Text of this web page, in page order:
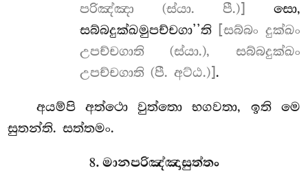
පරිඤ්ඤා (ස්යා. පී.)]
සො,
සබ්බදුක්ඛමුපච්චගා’’ති
[සබ්බං දුක්ඛං
උපච්චගාති (ස්යා.), සබ්බදුක්ඛං
උපච්චගාති (පී. අට්ඨ.)] .
අයම්පි අත්ථො වුත්තො භගවතා, ඉති මෙ
සුතන්ති. සත්තමං.
8. මානපරිඤ්ඤාසුත්තං